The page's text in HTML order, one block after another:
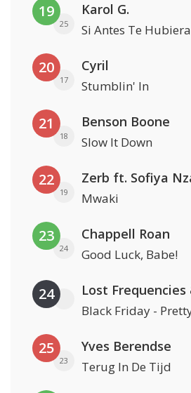
19
25
Karol G.
Si Antes Te
20
17
Cyril
Stumblin' In
21
18
Benson Boone
Slow It Down
22
19
Zerb ft. Sofiya
Mwaki
23
24
Chappell Roan
Good Luck, Babe!
24 Lost
Black Friday -
25
23
Yves Berendse
Terug In De Tijd